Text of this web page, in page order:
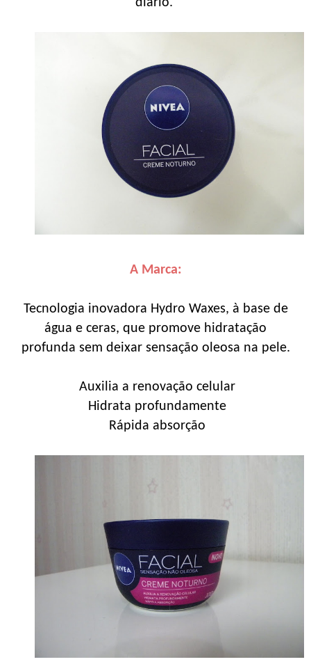
diário.
A Marca:
Tecnologia inovadora Hydro Waxes, à base de
água e ceras, que promove hidratação
profunda sem deixar sensação oleosa na pele.
Auxilia a renovação celular
Hidrata profundamente
Rápida absorção